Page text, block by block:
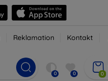
Reklamation Kontakt
0 0 0